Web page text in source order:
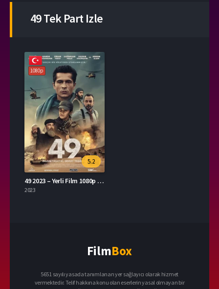
49 Tek Part Izle
1080p
5.2
49 2023 – Yerli Film 1080p Turkce Dublaj izle
2023
FilmBox
5651 sayılı yasada tanımlanan yer sağlayıcı olarak hizmet
vermektedir. Telif hakkına konu olan eserlerin yasal olmayan bir